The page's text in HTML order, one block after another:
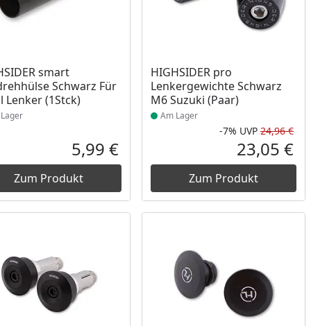
smart
Schwarz Für
Lenker (1Stck)
am Lager
Aktueller Preis
5,99 €
Zum Produkt
HIGHSIDER pro
Lenkergewichte Schwarz
M6 Suzuki (Paar)
Produkt am Lager
Am Lager
-7% UVP 24,96 €
23,05 €
Zum Produkt